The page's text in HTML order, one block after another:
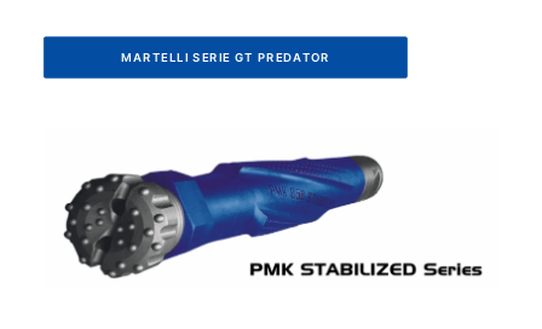
MARTELLI SERIE GT PREDATOR